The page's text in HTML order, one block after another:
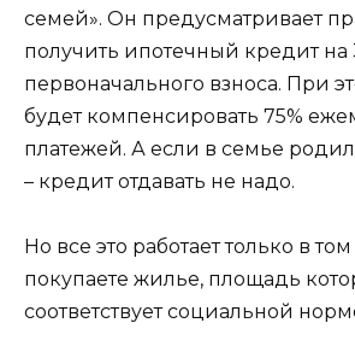
семей». Он предусматривает
получить ипотечный кредит на
первоначального взноса. При
будет компенсировать 75%
платежей. А если в семье
– кредит отдавать не надо.
Но все это работает только в
покупаете жилье, площадь
соответствует социальной